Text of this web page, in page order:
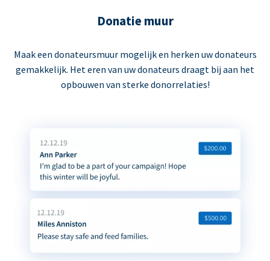
Donatie muur
Maak een donateursmuur mogelijk en herken uw donateurs
gemakkelijk. Het eren van uw donateurs draagt bij aan het
opbouwen van sterke donorrelaties!